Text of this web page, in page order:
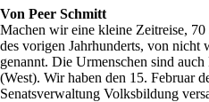
Von Peer Schmitt
Machen wir eine kleine Zeitreise,
des vorigen Jahrhunderts, von nicht
genannt. Die Urmenschen sind
(West). Wir haben den 15. Februar
Senatsverwaltung Volksbildung